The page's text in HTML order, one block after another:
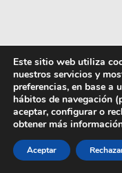
Este sitio web utiliza
nuestros servicios y
preferencias, en base
hábitos de navegación
aceptar, configurar o
obtener más
Aceptar